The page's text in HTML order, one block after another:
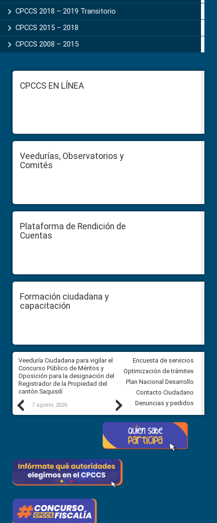
CPCCS 2018 – 2019 Transitorio
CPCCS 2015 – 2018
CPCCS 2008 – 2015
FooterCPCCS EN LÍNEA
Veedurías, Observatorios y
Comités
Plataforma de Rendición de
Cuentas
Formación ciudadana y
capacitación
Previous
Veeduría Ciudadana para vigilar el
Concurso Público de Méritos y
Oposición para la designación del
Registrador de la Propiedad del
cantón Saquisilí
7 agosto, 2026
Veeduría Ciudadana para
construcción del asfaltado de
Ballenita del cantón Santa
7 agosto, 2026
Next
Encuesta de servicios
Optimización de trámites
Plan Nacional Desarrollo
Contacto Ciudadano
Denuncias y pedidos